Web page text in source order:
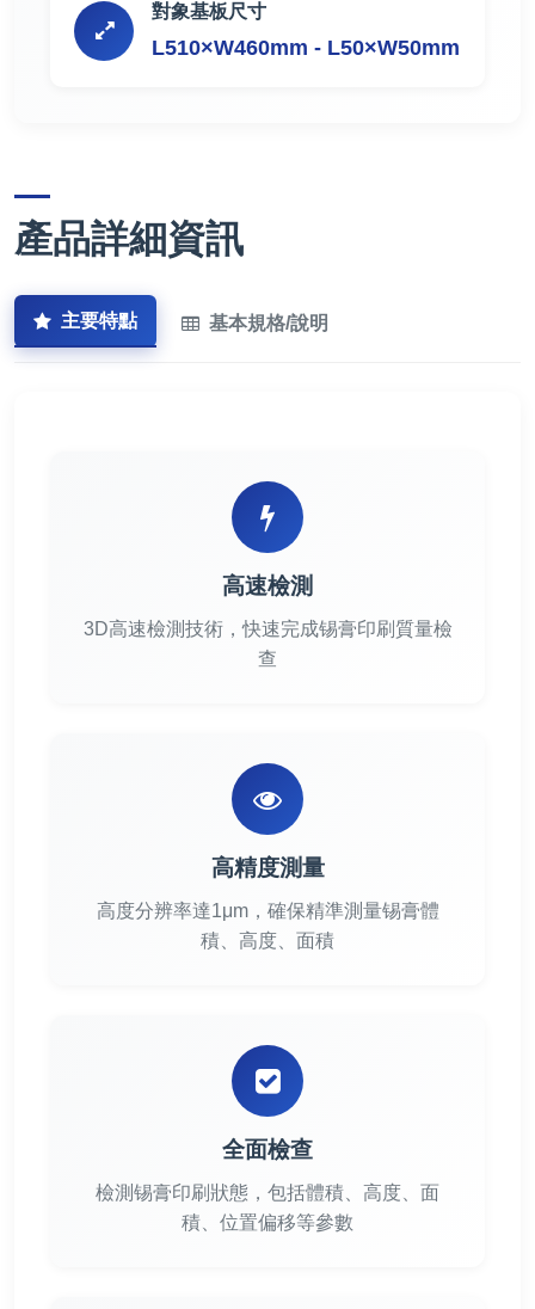
對象基板尺寸
L510×W460mm - L50×W50mm
產品詳細資訊
主要特點 基本規格/說明
高速檢測
3D高速檢測技術，快速完成锡膏印刷質量檢
查
高精度測量
高度分辨率達1μm，確保精準測量锡膏體
積、高度、面積
全面檢查
檢測锡膏印刷狀態，包括體積、高度、面
積、位置偏移等參數